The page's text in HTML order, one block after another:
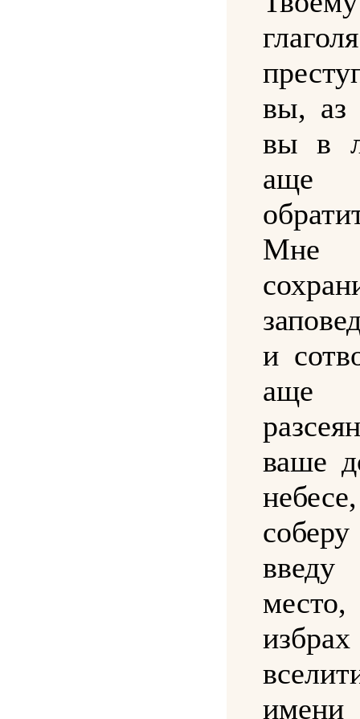
вы, аз
вы в
аще
и
аще
ваше
избрах